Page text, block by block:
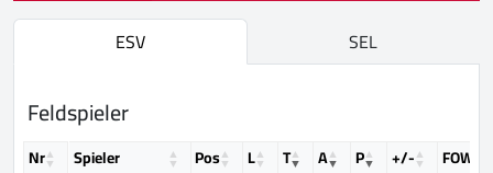
ESV SEL
Feldspieler
Nr Spieler Pos L T A P +/-
FOW